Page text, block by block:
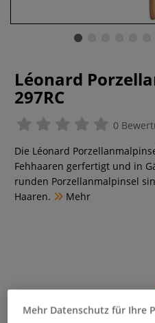
Léonard
297RC
0
Die Léonard
Fehhaaren gerfertigt und in
runden Porzellanmalpinsel
Haaren.
Mehr
Mehr Datenschutz für Ihre